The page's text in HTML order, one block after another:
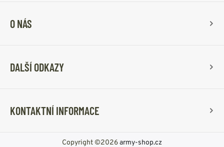
O NÁS
DALŠÍ ODKAZY
KONTAKTNÍ INFORMACE
Copyright ©2026army-shop.cz